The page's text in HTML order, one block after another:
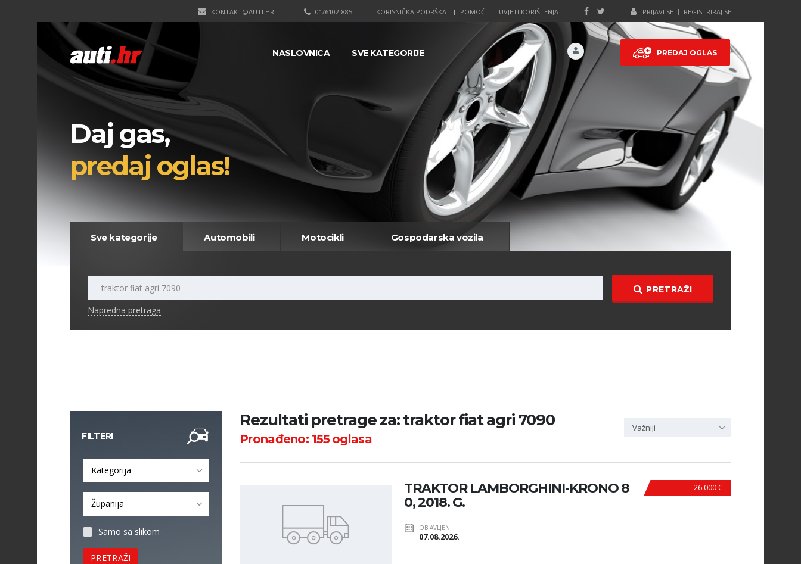
PRIJAVI SE REGISTRIRAJ SE
KORISNIČKA PODRŠKA POMOĆ UVJETI KORIŠTENJA
01/6102-885
KONTAKT@AUTI.HR
PREDAJ OGLAS
NASLOVNICA SVE KATEGORIJE
Daj gas,
predaj oglas!
Sve kategorije Automobili Motocikli Gospodarska vozila
PRETRAŽI
Napredna pretraga
FILTERI
Kategorija
Županija
Samo sa slikom
PRETRAŽI
Rezultati pretrage za: traktor fiat agri 7090
Pronađeno: 155oglasa
Važniji
26.000 €
TRAKTOR LAMBORGHINI-KRONO 8
0, 2018. G.
OBJAVLJEN
07.08.2026.